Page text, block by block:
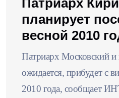
Патриарх
планирует
весной 2010
Патриарх Московский и
ожидается, прибудет с
2010 года, сообщает